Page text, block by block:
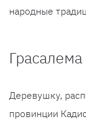
народные
Грасалема
Деревушку,
провинции